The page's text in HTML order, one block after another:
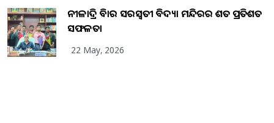
ନୀଳାଦ୍ରି ବିହାର ସରସ୍ୱତୀ ବିଦ୍ୟା ମନ୍ଦିରର ଶତ ପ୍ରତିଶତ
ସଫଳତା
22 May, 2026